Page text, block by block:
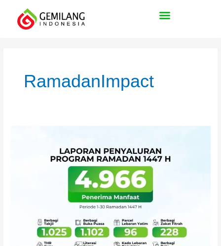
konten
RamadanImpact
Dampaknya